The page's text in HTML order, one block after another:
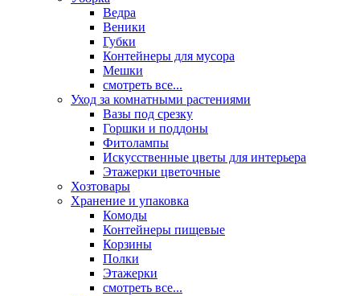
Ведра
Веники
Губки
Контейнеры для мусора
Мешки
смотреть все...
Уход за комнатными растениями
Вазы под срезку
Горшки и поддоны
Фитолампы
Искусственные цветы для интерьера
Этажерки цветочные
Хозтовары
Хранение и упаковка
Комоды
Контейнеры пищевые
Корзины
Полки
Этажерки
смотреть все...